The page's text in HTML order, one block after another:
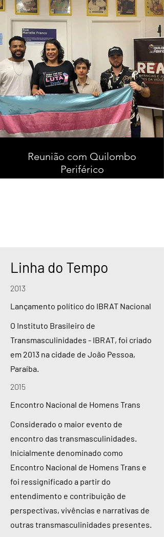
Reunião com Quilombo
Periférico
Linha do Tempo
2013
Lançamento político do IBRAT Nacional
O Instituto Brasileiro de
Transmasculinidades - IBRAT, foi criado
em 2013 na cidade de João Pessoa,
Paraíba.
2015
Encontro Nacional de Homens Trans
Considerado o maior evento de
encontro das transmasculinidades.
Inicialmente denominado como
Encontro Nacional de Homens Trans e
foi ressignificado a partir do
entendimento e contribuição de
perspectivas, vivências e narrativas de
outras transmasculinidades presentes.